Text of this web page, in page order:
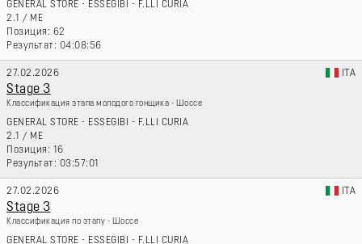
GENERAL STORE - ESSEGIBI - F.LLI CURIA
2.1 / ME
62
04:08:56
27.02.2026 ITA
Stage 3
Классификация этапа молодого гонщика - Шоссе
GENERAL STORE - ESSEGIBI - F.LLI CURIA
2.1 / ME
16
03:57:01
27.02.2026 ITA
Stage 3
Классификация по этапу - Шоссе
GENERAL STORE - ESSEGIBI - F.LLI CURIA